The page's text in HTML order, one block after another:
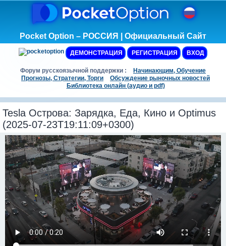
Pocket Option – РОССИЯ | Официальный Сайт
ДЕМОНСТРАЦИЯ РЕГИСТРАЦИЯ ВХОД
Форум русскоязычной поддержки :
Начинающим, Обучение
Прогнозы, Стратегии, Торги
Обсуждение рыночных новостей
Библиотека онлайн (аудио и pdf)
Tesla Острова: Зарядка, Еда, Кино и Optimus
(2025-07-23T19:11:09+0300)